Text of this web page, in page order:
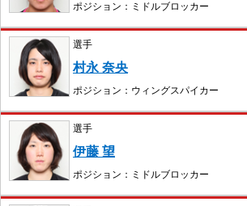
ポジション：ミドルブロッカー
選手
村永 奈央
ポジション：ウィングスパイカー
選手
伊藤 望
ポジション：ミドルブロッカー